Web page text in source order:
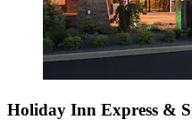
Holiday Inn Express &